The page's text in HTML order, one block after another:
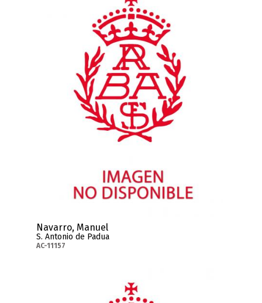
Navarro, Manuel
S. Antonio de Padua
AC-11157